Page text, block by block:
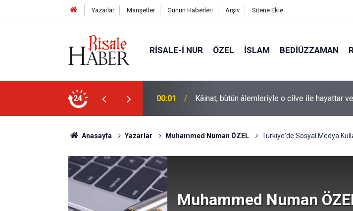
Yazarlar Manşetler Günün Haberleri Arşiv Sitene Ekle
RISALE-I NUR ÖZEL İSLAM BEDIÜZZAMAN
24
hayattar ve ziyadardır 22:40 İstanbul'da sis
Anasayfa Yazarlar Muhammed Numan ÖZEL Türkiye'de Sosyal Medya
Muhammed Numan